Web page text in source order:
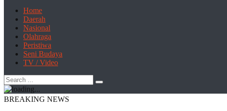
Home
Daerah
Nasional
Olahraga
Peristiwa
Seni Budaya
TV / Video
BREAKING NEWS